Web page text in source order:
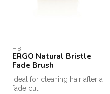
HBT
ERGO Natural Bristle
Fade Brush
Ideal for cleaning hair after a
fade cut